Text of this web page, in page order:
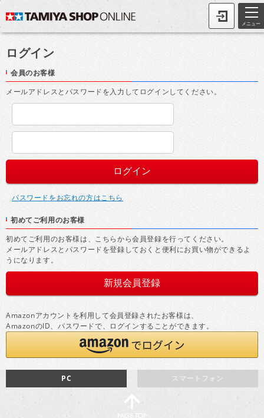
メニュー
ログイン
会員のお客様
メールアドレスとパスワードを入力してログインしてください。
パスワードをお忘れの方はこちら
初めてご利用のお客様
初めてご利用のお客様は、こちらから会員登録を行ってください。
メールアドレスとパスワードを登録しておくと便利にお買い物ができるよ
うになります。
Amazonアカウントを利用して会員登録されたお客様は、
AmazonのID、パスワードで、ログインすることができます。
スマートフォン
PC